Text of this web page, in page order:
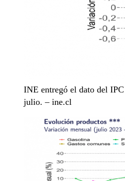
INE entregó el dato del
julio. – ine.cl